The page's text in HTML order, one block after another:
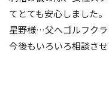
てとても安心しました。
星野様…父へゴルフクラ
今後もいろいろ相談させ